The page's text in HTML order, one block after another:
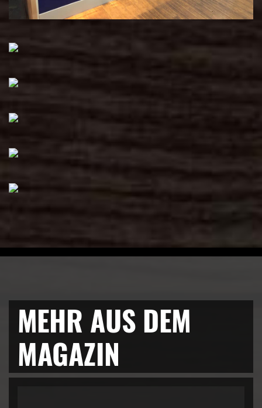
MEHR AUS DEM
MAGAZIN